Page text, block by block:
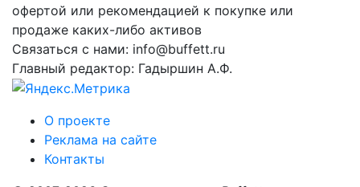
офертой или рекомендацией к покупке или
продаже каких-либо активов
Связаться с нами: info@buffett.ru
Главный редактор: Гадыршин А.Ф.
О проекте
Реклама на сайте
Контакты